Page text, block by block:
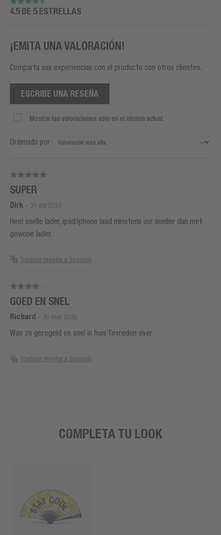
4.5 DE 5 ESTRELLAS
¡EMITA UNA VALORACIÓN!
Comparta sus experiencias con el producto con otros clientes.
ESCRIBE UNA RESEÑA
Mostrar las valoraciones solo en el idioma actual.
Ordenado por
SUPER
Dirk - 31 oct 2023
Heel snelle lader, ipad/iphone laad minstens uur sneller dan met
gewone lader.
Traducir reseña a Spanish
GOED EN SNEL
Richard - 30 mar 2026
Was zo geregeld en snel in huis Tevreden over
Traducir reseña a Spanish
COMPLETA TU LOOK